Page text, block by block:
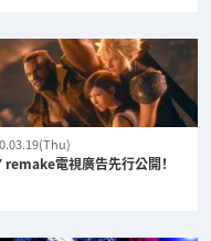
remake電視廣告先行公開！